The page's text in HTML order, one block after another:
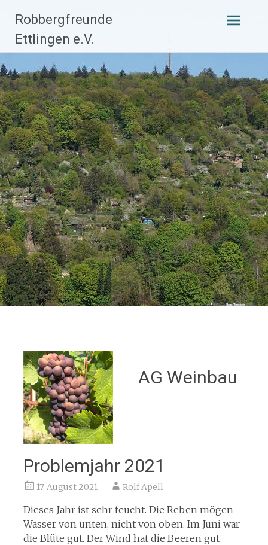
Robbergfreunde
Ettlingen e.V.
Zum
Inhalt
AG Weinbau
Problemjahr 2021
17. August 2021 Rolf Apell
Dieses Jahr ist sehr feucht. Die Reben mögen
Wasser von unten, nicht von oben. Im Juni war
die Blüte gut. Der Wind hat die Beeren gut